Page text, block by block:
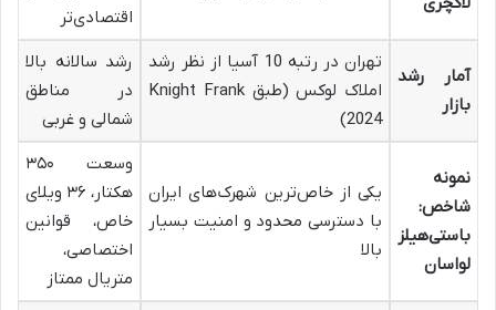
اقتصادی‌تر
آمار رشد
بازار
تهران در رتبه 10 آسیا از نظر رشد
املاک لوکس (طبق Knight Frank
2024)
رشد سالانه بالا
در مناطق
شمالی و غربی
نمونه
شاخص:
باستی‌هیلز
لواسان
یکی از خاص‌ترین شهرک‌های ایران
با دسترسی محدود و امنیت بسیار
بالا
وسعت ۳۵۰
هکتار، ۳۶ ویلای
خاص، قوانین
اختصاصی،
متریال ممتاز